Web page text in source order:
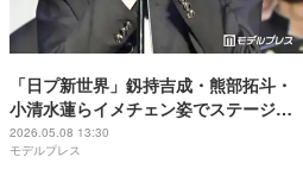
「日プ新世界」釼持吉成・熊部拓斗・
小清水蓮らイメチェン姿でステージ登
壇【KCON JAPAN 2026】
2026.05.08 13:30
モデルプレス